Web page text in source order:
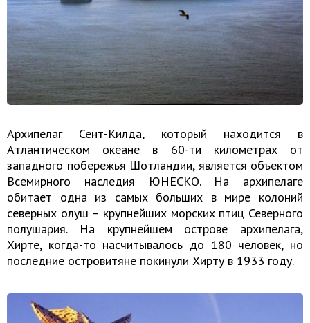
Архипелаг Сент-Килда, который находится в
Атлантическом океане в 60-ти километрах от
западного побережья Шотландии, является объектом
Всемирного наследия ЮНЕСКО. На архипелаге
обитает одна из самых больших в мире колоний
северных олуш – крупнейших морских птиц Северного
полушария. На крупнейшем острове архипелага,
Хирте, когда-то насчитывалось до 180 человек, но
последние островитяне покинули Хирту в 1933 году.